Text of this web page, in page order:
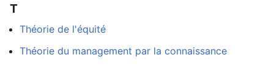
T
Théorie de l'équité
Théorie du management par la connaissance